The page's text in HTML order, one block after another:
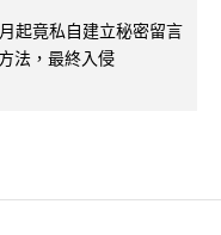
起竟私自建立秘密留言
法，最終入侵